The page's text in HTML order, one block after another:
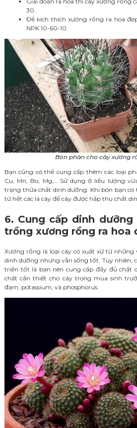
30.
Để kích thích xương rồng ra hoa
NPK 10-60-10.
Bón phân cho cây xương
Bạn cũng có thể cung cấp thêm các loại
Cu, Mn, Bo, Mg,… Sử dụng ở liều lượng
trạng thừa chất dinh dưỡng. Khi bón bạn
từ hết các lá cây để cây được hấp thụ chất
6. Cung cấp dinh dưỡng
trồng xương rồng ra hoa
Xương rồng là loại cây có xuất xứ từ những
dinh dưỡng nhưng vẫn sống tốt. Tuy nhiên,
triển tốt là bạn nên cung cấp đầy đủ chất
chất cần thiết cho cây trong mùa sinh
đạm, potassium, và phosphorus.